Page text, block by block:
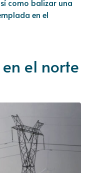
como balizar una
en el
el norte